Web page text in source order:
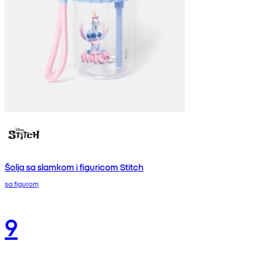
Šolja sa slamkom i figuricom Stitch
sa figurom
9